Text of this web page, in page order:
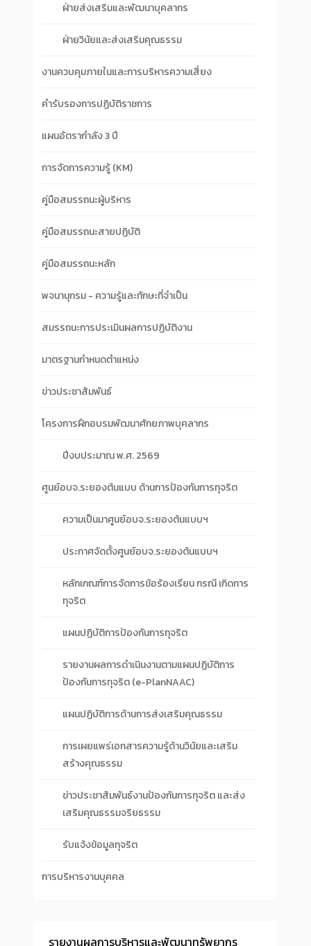
ฝ่ายส่งเสริมและพัฒนาบุคลากร
ฝ่ายวินัยและส่งเสริมคุณธรรม
งานควบคุมภายในและการบริหารความเสี่ยง
คำรับรองการปฏิบัติราชการ
แผนอัตรากำลัง 3 ปี
การจัดการความรู้ (KM)
คู่มือสมรรถนะผู้บริหาร
คู่มือสมรรถนะสายปฏิบัติ
คู่มือสมรรถนะหลัก
พจนานุกรม - ความรู้และทักษะที่จำเป็น
สมรรถนะการประเมินผลการปฏิบัติงาน
มาตรฐานกำหนดตำแหน่ง
ข่าวประชาสัมพันธ์
โครงการฝึกอบรมพัฒนาศักยภาพบุคลากร
ปีงบประมาณ พ.ศ. 2569
ศูนย์อบจ.ระยองต้นแบบ ด้านการป้องกันการทุจริต
ความเป็นมาศูนย์อบจ.ระยองต้นแบบฯ
ประกาศจัดตั้งศูนย์อบจ.ระยองต้นแบบฯ
หลักเกณฑ์การจัดการข้อร้องเรียน กรณี เกิดการ
ทุจริต
แผนปฏิบัติการป้องกันการทุจริต
รายงานผลการดำเนินงานตามแผนปฏิบัติการ
ป้องกันการทุจริต (e-PlanNAAC)
แผนปฏิบัติการด้านการส่งเสริมคุณธรรม
การเผยแพร่เอกสารความรู้ด้านวินัยและเสริม
สร้างคุณธรรม
ข่าวประชาสัมพันธ์งานป้องกันการทุจริต และส่ง
เสริมคุณธรรมจริยธรรม
รับแจ้งข้อมูลทุจริต
การบริหารงานบุคคล
รายงานผลการบริหารและพัฒนาทรัพยากร